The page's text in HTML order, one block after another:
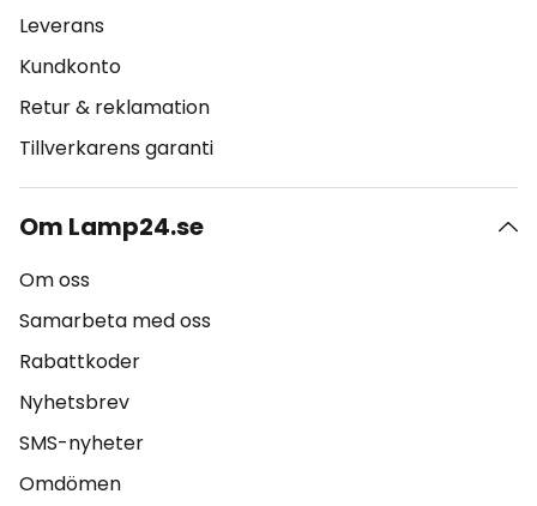
Leverans
Kundkonto
Retur & reklamation
Tillverkarens garanti
Om Lamp24.se
Om oss
Samarbeta med oss
Rabattkoder
Nyhetsbrev
SMS-nyheter
Omdömen